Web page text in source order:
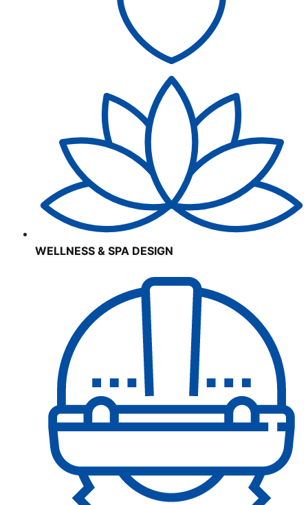
WELLNESS & SPA DESIGN